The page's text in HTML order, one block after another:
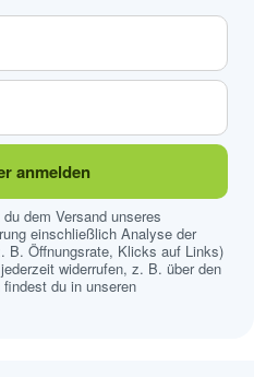
anmelden
dem Versand unseres
einschließlich Analyse der
B. Öffnungsrate, Klicks auf Links)
widerrufen, z. B. über den
du in unseren